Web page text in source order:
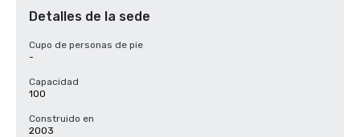
Detalles de la sede
Cupo de personas de pie
-
Capacidad
100
Construido en
2003